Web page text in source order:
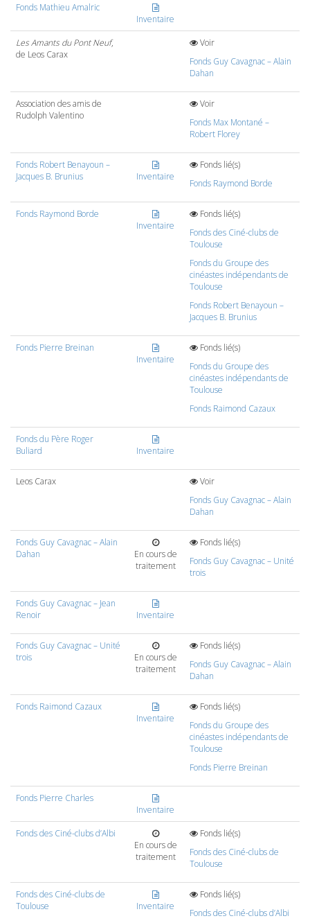
Fonds Mathieu Amalric
Inventaire
Les Amants du Pont Neuf,
de Leos Carax
Voir
Fonds Guy Cavagnac – Alain
Dahan
Association des amis de
Rudolph Valentino
Voir
Fonds Max Montané –
Robert Florey
Fonds Robert Benayoun –
Jacques B. Brunius
Inventaire
Fonds lié(s)
Fonds Raymond Borde
Fonds Raymond Borde
Inventaire
Fonds lié(s)
Fonds des Ciné-clubs de
Toulouse
Fonds du Groupe des
cinéastes indépendants de
Toulouse
Fonds Robert Benayoun –
Jacques B. Brunius
Fonds Pierre Breinan
Inventaire
Fonds lié(s)
Fonds du Groupe des
cinéastes indépendants de
Toulouse
Fonds Raimond Cazaux
Fonds du Père Roger
Buliard
Inventaire
Leos Carax
Voir
Fonds Guy Cavagnac – Alain
Dahan
Fonds Guy Cavagnac – Alain
Dahan
En cours de
traitement
Fonds lié(s)
Fonds Guy Cavagnac – Unité
trois
Fonds Guy Cavagnac – Jean
Renoir
Inventaire
Fonds Guy Cavagnac – Unité
trois
En cours de
traitement
Fonds lié(s)
Fonds Guy Cavagnac – Alain
Dahan
Fonds Raimond Cazaux
Inventaire
Fonds lié(s)
Fonds du Groupe des
cinéastes indépendants de
Toulouse
Fonds Pierre Breinan
Fonds Pierre Charles
Inventaire
Fonds des Ciné-clubs d’Albi
En cours de
traitement
Fonds lié(s)
Fonds des Ciné-clubs de
Toulouse
Fonds des Ciné-clubs de
Toulouse
Inventaire
Fonds lié(s)
Fonds des Ciné-clubs d’Albi